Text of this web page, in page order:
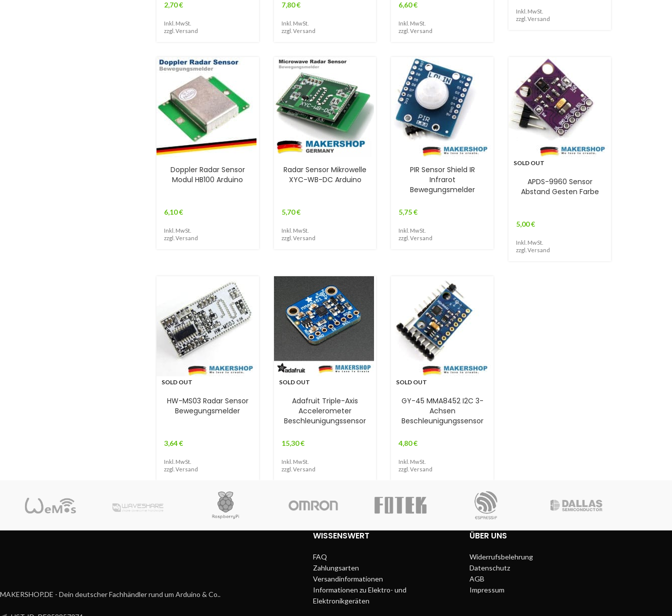
2,70€
Inkl. MwSt.
zzgl. Versand
7,80€
Inkl. MwSt.
zzgl. Versand
6,60€
Inkl. MwSt.
zzgl.Versand
Inkl. MwSt.
zzgl.Versand
Doppler Radar Sensor
Modul HB100 Arduino
6,10€
Inkl. MwSt.
zzgl. Versand
Radar Sensor Mikrowelle
XYC-WB-DC Arduino
5,70€
Inkl. MwSt.
zzgl. Versand
PIR Sensor Shield IR
Infrarot
Bewegungsmelder
5,75€
Inkl. MwSt.
zzgl.Versand
SOLD OUT
APDS-9960 Sensor
Abstand Gesten Farbe
5,00€
Inkl. MwSt.
zzgl.Versand
SOLD OUT
HW-MS03 Radar Sensor
Bewegungsmelder
3,64€
Inkl. MwSt.
zzgl. Versand
SOLD OUT
Adafruit Triple-Axis
Accelerometer
Beschleunigungssensor
15,30€
Inkl. MwSt.
zzgl. Versand
SOLD OUT
GY-45 MMA8452 I2C 3-
Achsen
Beschleunigungssensor
4,80€
Inkl. MwSt.
zzgl.Versand
MAKERSHOP.DE - Dein deutscher Fachhändler rund um Arduino & Co..
WISSENSWERT
FAQ
Zahlungsarten
Versandinformationen
Informationen zu Elektro- und
Elektronikgeräten
ÜBER UNS
Widerrufsbelehrung
Datenschutz
AGB
Impressum